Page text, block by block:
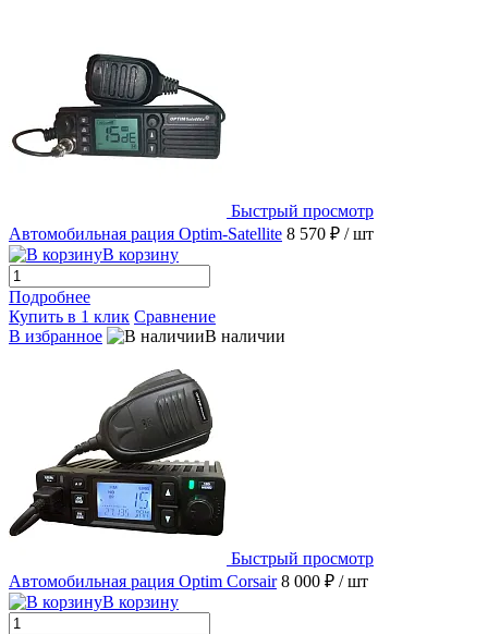
Быстрый просмотр
Автомобильная рация Optim-Satellite 8 570 ₽ / шт
В корзину
Подробнее
Купить в 1 клик Сравнение
В избранное
В наличии
Быстрый просмотр
Автомобильная рация Optim Corsair 8 000 ₽ / шт
В корзину